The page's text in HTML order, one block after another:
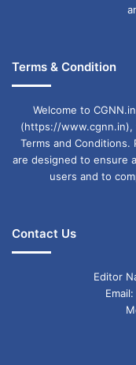
Terms & Condition
Welcome to
(https://www.cgnn.in),
Terms and Conditions.
are designed to ensure
users and to
Contact Us
Editor